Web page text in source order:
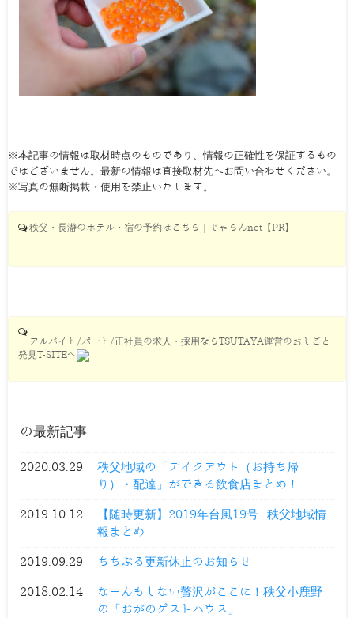
※本記事の情報は取材時点のものであり、情報の正確性を保証するもの
ではございません。最新の情報は直接取材先へお問い合わせください。
※写真の無断掲載・使用を禁止いたします。
秩父・長瀞のホテル・宿の予約はこちら｜じゃらんnet【PR】
アルバイト/パート/正社員の求人・採用ならTSUTAYA運営のおしごと
発見T-SITEへ
の最新記事
2020.03.29
秩父地域の「テイクアウト（お持ち帰
り）・配達」ができる飲食店まとめ！
2019.10.12
【随時更新】2019年台風19号 秩父地域情
報まとめ
2019.09.29 ちちぶる更新休止のお知らせ
2018.02.14
なーんもしない贅沢がここに！秩父小鹿野
の「おがのゲストハウス」